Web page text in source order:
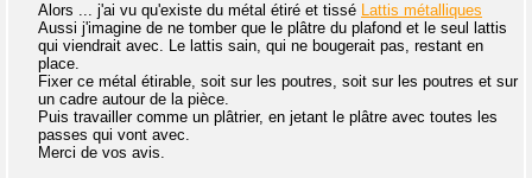
Alors ... j'ai vu qu'existe du métal étiré et tissé Lattis métalliques
Aussi j'imagine de ne tomber que le plâtre du plafond et le seul lattis
qui viendrait avec. Le lattis sain, qui ne bougerait pas, restant en
place.
Fixer ce métal étirable, soit sur les poutres, soit sur les poutres et sur
un cadre autour de la pièce.
Puis travailler comme un plâtrier, en jetant le plâtre avec toutes les
passes qui vont avec.
Merci de vos avis.